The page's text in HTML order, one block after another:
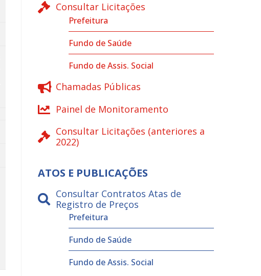
Consultar Licitações
Prefeitura
Fundo de Saúde
Fundo de Assis. Social
Chamadas Públicas
Painel de Monitoramento
Consultar Licitações (anteriores a
2022)
ATOS E PUBLICAÇÕES
Consultar Contratos Atas de
Registro de Preços
Prefeitura
Fundo de Saúde
Fundo de Assis. Social